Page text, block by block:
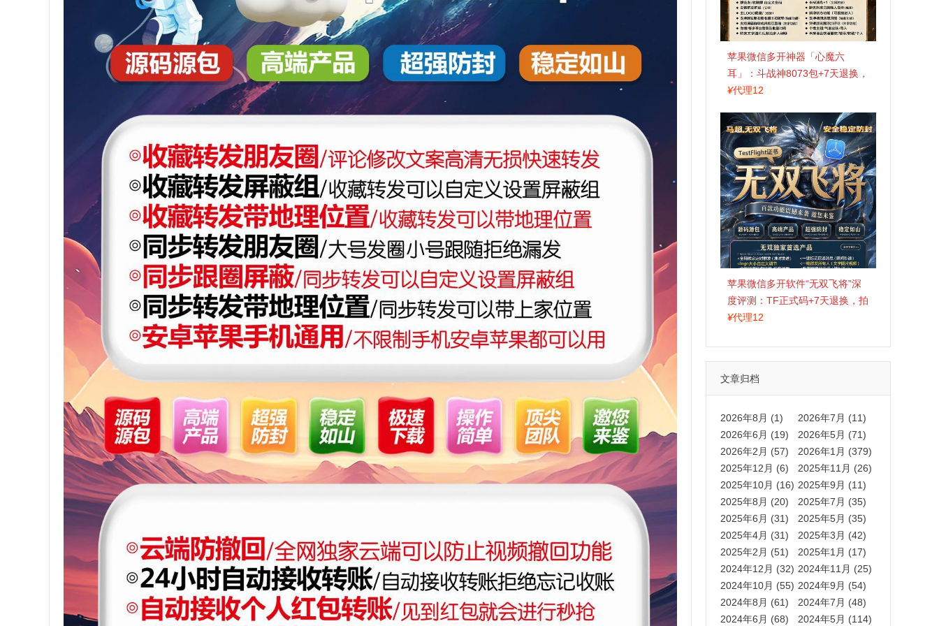
苹果微信多开神器「心魔六
耳」：斗战神8073包+7天退换，
认准拍拍卡激活码商城
¥代理12
苹果微信多开软件“无双飞将”深
度评测：TF正式码+7天退换，拍
拍卡激活码商城正品保障
¥代理12
文章归档
2026年8月 (1)
2026年7月 (11)
2026年6月 (19)
2026年5月 (71)
2026年2月 (57)
2026年1月 (379)
2025年12月 (6)
2025年11月 (26)
2025年10月 (16) 2025年9月 (11)
2025年8月 (20)
2025年7月 (35)
2025年6月 (31)
2025年5月 (35)
2025年4月 (31)
2025年3月 (42)
2025年2月 (51)
2025年1月 (17)
2024年12月 (32) 2024年11月 (25)
2024年10月 (55) 2024年9月 (54)
2024年8月 (61)
2024年7月 (48)
2024年6月 (68)
2024年5月 (114)